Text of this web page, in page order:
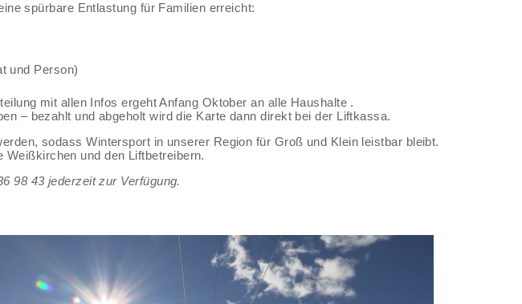
spürbare Entlastung für Familien erreicht:
und Person)
mit allen Infos ergeht Anfang Oktober an alle Haushalte .
– bezahlt und abgeholt wird die Karte dann direkt bei der Liftkassa.
sodass Wintersport in unserer Region für Groß und Klein leistbar bleibt.
und den Liftbetreibern.
98 43 jederzeit zur Verfügung.